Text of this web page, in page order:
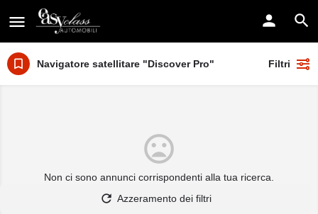
Navigatore satellitare "Discover Pro" Filtri
Non ci sono annunci corrispondenti alla tua ricerca.
Azzeramento dei filtri